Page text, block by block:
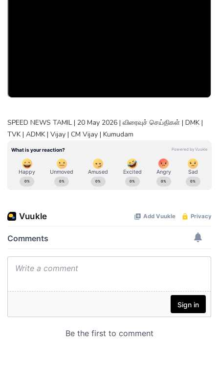
SPEED NEWS TAMIL | 20 May 2026 | விரைவுச் செய்திகள் | DMK |
TVK | ADMK | Vijay | CM Vijay | Kumudam